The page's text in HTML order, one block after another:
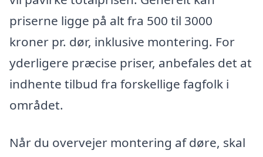
priserne ligge på alt fra 500 til 3000
kroner pr. dør, inklusive montering. For
yderligere præcise priser, anbefales det at
indhente tilbud fra forskellige fagfolk i
området.
Når du overvejer montering af døre, skal